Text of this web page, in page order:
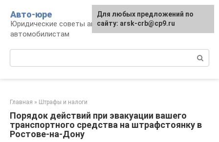
контенту
Авто-юре
Юридические советы автовладельцам и
автомобилистам
Главная » Штрафы и налоги
Порядок действий при эвакуации вашего
транспортного средства на штрафстоянку в
Ростове-на-Дону
Для любых предложений по
сайту: arsk-crb@cp9.ru